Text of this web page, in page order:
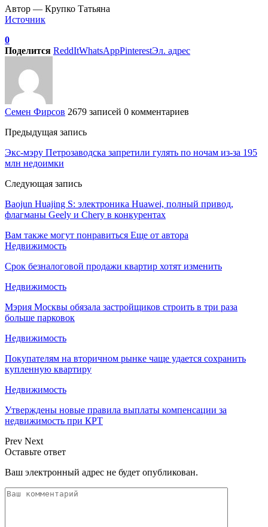
Автор — Крупко Татьяна
Источник
0
Поделится ReddItWhatsAppPinterestЭл. адрес
Семен Фирсов 2679 записей 0 комментариев
Предыдущая запись
Экс-мэру Петрозаводска запретили гулять по ночам из-за 195
млн недоимки
Следующая запись
Baojun Huajing S: электроника Huawei, полный привод,
флагманы Geely и Chery в конкурентах
Вам также могут понравиться Еще от автора
Недвижимость
Срок безналоговой продажи квартир хотят изменить
Недвижимость
Мэрия Москвы обязала застройщиков строить в три раза
больше парковок
Недвижимость
Покупателям на вторичном рынке чаще удается сохранить
купленную квартиру
Недвижимость
Утверждены новые правила выплаты компенсации за
недвижимость при КРТ
Prev Next
Оставьте ответ
Ваш электронный адрес не будет опубликован.